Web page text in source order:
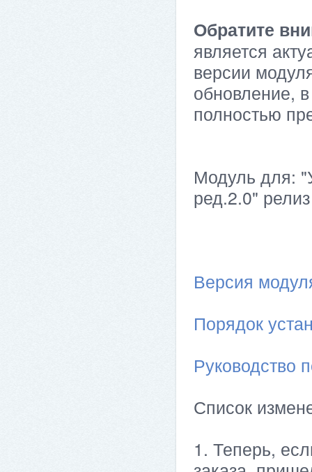
Обратите
является
версии
обновление,
полностью
Модуль для:
ред.2.0"
Версия
Порядок
Руководство
Список
1. Теперь,